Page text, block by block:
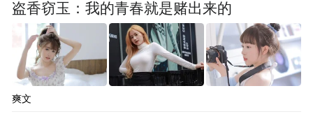
盗香窃玉：我的青春就是赌出来的
爽文